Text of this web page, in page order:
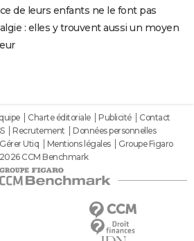
de leurs enfants ne le font pas
: elles y trouvent aussi un moyen
Charte éditoriale Publicité
Contact
Recrutement
Données personnelles
Gérer Utiq Mentions légales
Groupe Figaro
CCM Benchmark